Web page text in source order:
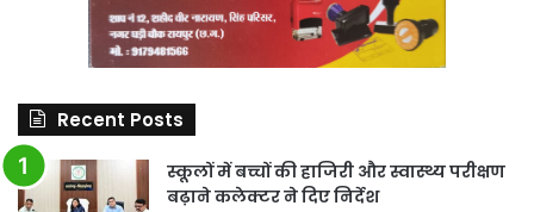
Recent Posts
स्कूलों में बच्चों की हाजिरी और स्वास्थ्य परीक्षण
बढ़ाने कलेक्टर ने दिए निर्देश